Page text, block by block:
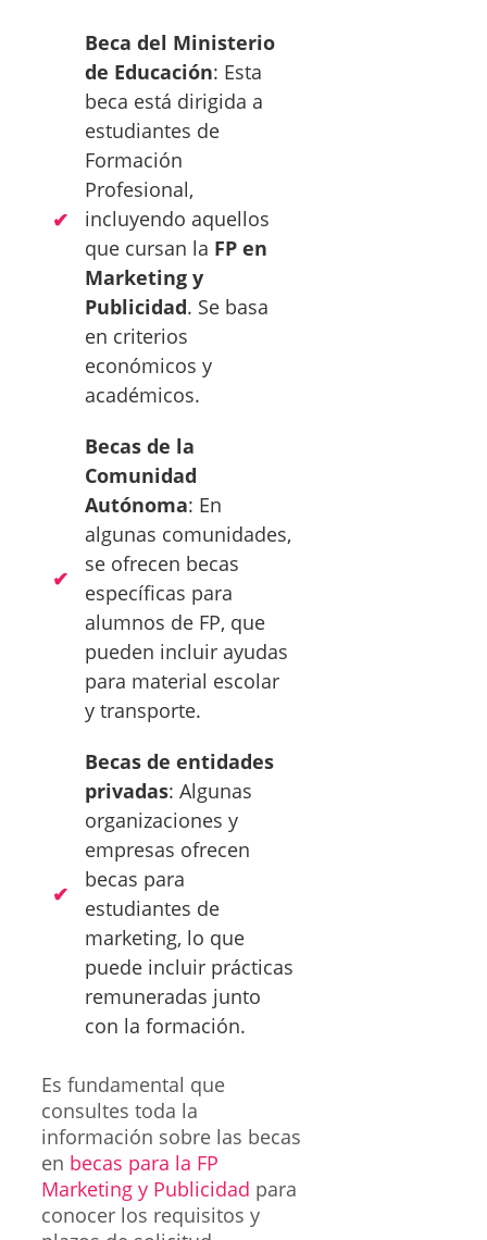
Beca del Ministerio
de Educación: Esta
beca está dirigida a
estudiantes de
Formación
Profesional,
incluyendo aquellos
que cursan la FP en
Marketing y
Publicidad. Se basa
en criterios
económicos y
académicos.
Becas de la
Comunidad
Autónoma: En
algunas comunidades,
se ofrecen becas
específicas para
alumnos de FP, que
pueden incluir ayudas
para material escolar
y transporte.
Becas de entidades
privadas: Algunas
organizaciones y
empresas ofrecen
becas para
estudiantes de
marketing, lo que
puede incluir prácticas
remuneradas junto
con la formación.
Es fundamental que
consultes toda la
información sobre las becas
en becas para la FP
Marketing y Publicidad para
conocer los requisitos y